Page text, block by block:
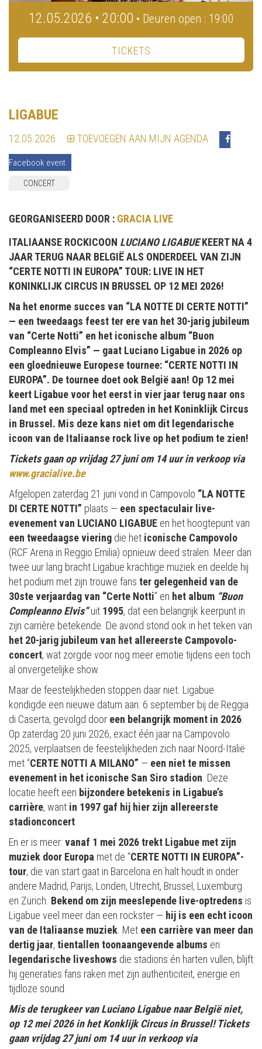
12.05.2026 • 20:00 • Deuren open : 19:00
TICKETS
LIGABUE
12.05.2026 TOEVOEGEN AAN MIJN AGENDA
Facebook event
CONCERT
GEORGANISEERD DOOR : GRACIA LIVE
ITALIAANSE ROCKICOON LUCIANO LIGABUEKEERT NA 4
JAAR TERUG NAAR BELGIË ALS ONDERDEEL VAN ZIJN
“CERTE NOTTI IN EUROPA” TOUR: LIVE IN HET
KONINKLIJK CIRCUS IN BRUSSEL OP 12 MEI 2026!
Na het enorme succes van “LA NOTTE DI CERTE NOTTI”
— een tweedaags feest ter ere van het 30-jarig jubileum
van “Certe Notti” en het iconische album “Buon
Compleanno Elvis” — gaat Luciano Ligabue in 2026 op
een gloednieuwe Europese tournee: “CERTE NOTTI IN
EUROPA”. De tournee doet ook België aan! Op 12 mei
keert Ligabue voor het eerst in vier jaar terug naar ons
land met een speciaal optreden in het Koninklijk Circus
in Brussel. Mis deze kans niet om dit legendarische
icoon van de Italiaanse rock live op het podium te zien!
Tickets gaan op vrijdag 27 juni om 14 uur in verkoop via
www.gracialive.be
Afgelopen zaterdag 21 juni vond in Campovolo “LA NOTTE
DI CERTE NOTTI” plaats — een spectaculair live-
evenement van LUCIANO LIGABUE en het hoogtepunt van
een tweedaagse viering die het iconische Campovolo
(RCF Arena in Reggio Emilia) opnieuw deed stralen. Meer dan
twee uur lang bracht Ligabue krachtige muziek en deelde hij
het podium met zijn trouwe fans ter gelegenheid van de
30ste verjaardag van “Certe Notti” en het album “Buon
Compleanno Elvis”uit 1995, dat een belangrijk keerpunt in
zijn carrière betekende. De avond stond ook in het teken van
het 20-jarig jubileum van het allereerste Campovolo-
concert, wat zorgde voor nog meer emotie tijdens een toch
al onvergetelijke show.
Maar de feestelijkheden stoppen daar niet. Ligabue
kondigde een nieuwe datum aan: 6 september bij de Reggia
di Caserta, gevolgd door een belangrijk moment in 2026.
Op zaterdag 20 juni 2026, exact één jaar na Campovolo
2025, verplaatsen de feestelijkheden zich naar Noord-Italië
met “CERTE NOTTI A MILANO” — een niet te missen
evenement in het iconische San Siro stadion. Deze
locatie heeft een bijzondere betekenis in Ligabue’s
carrière, want in 1997 gaf hij hier zijn allereerste
stadionconcert.
En er is meer: vanaf 1 mei 2026 trekt Ligabue met zijn
muziek door Europa met de “CERTE NOTTI IN EUROPA”-
tour, die van start gaat in Barcelona en halt houdt in onder
andere Madrid, Parijs, Londen, Utrecht, Brussel, Luxemburg
en Zürich. Bekend om zijn meeslepende live-optredens is
Ligabue veel meer dan een rockster — hij is een echt icoon
van de Italiaanse muziek. Met een carrière van meer dan
dertig jaar, tientallen toonaangevende albums en
legendarische liveshows die stadions én harten vullen, blijft
hij generaties fans raken met zijn authenticiteit, energie en
tijdloze sound.
Mis de terugkeer van Luciano Ligabue naar België niet,
op 12 mei 2026 in het Konklijk Circus in Brussel! Tickets
gaan vrijdag 27 juni om 14 uur in verkoop via